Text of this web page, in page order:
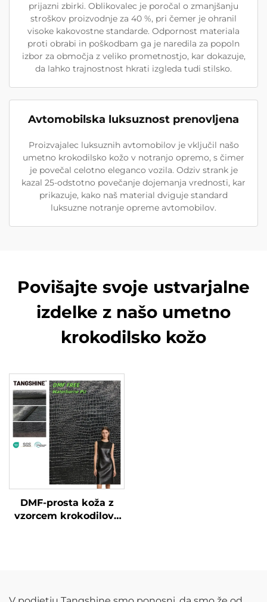
prijazni zbirki. Oblikovalec je poročal o zmanjšanju
stroškov proizvodnje za 40 %, pri čemer je ohranil
visoke kakovostne standarde. Odpornost materiala
proti obrabi in poškodbam ga je naredila za popoln
izbor za območja z veliko prometnostjo, kar dokazuje,
da lahko trajnostnost hkrati izgleda tudi stilsko.
Avtomobilska luksuznost prenovljena
Proizvajalec luksuznih avtomobilov je vključil našo
umetno krokodilsko kožo v notranjo opremo, s čimer
je povečal celotno eleganco vozila. Odziv strank je
kazal 25-odstotno povečanje dojemanja vrednosti, kar
prikazuje, kako naš material dviguje standard
luksuzne notranje opreme avtomobilov.
Povišajte svoje ustvarjalne
izdelke z našo umetno
krokodilsko kožo
DMF-prosta koža z
vzorcem krokodilove